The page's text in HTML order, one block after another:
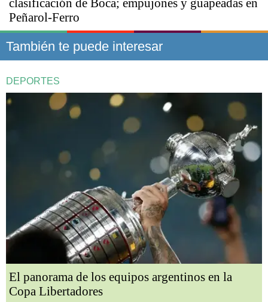
clasificación de Boca; empujones y guapeadas en
Peñarol-Ferro
También te puede interesar
DEPORTES
El panorama de los equipos argentinos en la
Copa Libertadores